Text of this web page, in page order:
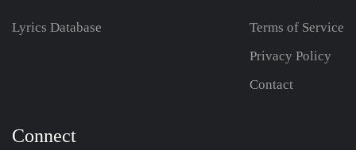
Lyrics Database
Terms of Service
Privacy Policy
Contact
Connect